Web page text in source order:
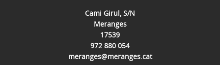
Cami Girul, S/N
Meranges
17539
972 880 054
meranges@meranges.cat